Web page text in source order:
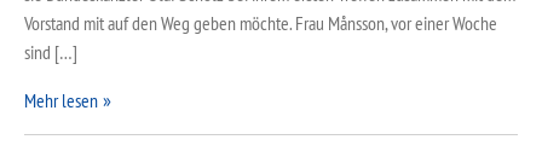
Vorstand mit auf den Weg geben möchte. Frau Månsson, vor einer Woche
sind […]
Mehr lesen